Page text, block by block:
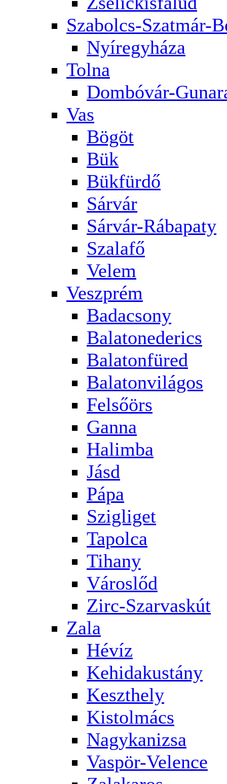
Szabolcs-Szatmár-
Nyíregyháza
Tolna
Dombóvár-
Vas
Bögöt
Bük
Bükfürdő
Sárvár
Sárvár-Rábapaty
Szalafő
Velem
Veszprém
Badacsony
Balatonederics
Balatonfüred
Balatonvilágos
Felsőörs
Ganna
Halimba
Jásd
Pápa
Szigliget
Tapolca
Tihany
Városlőd
Zirc-Szarvaskút
Zala
Hévíz
Kehidakustány
Keszthely
Kistolmács
Nagykanizsa
Vaspör-Velence